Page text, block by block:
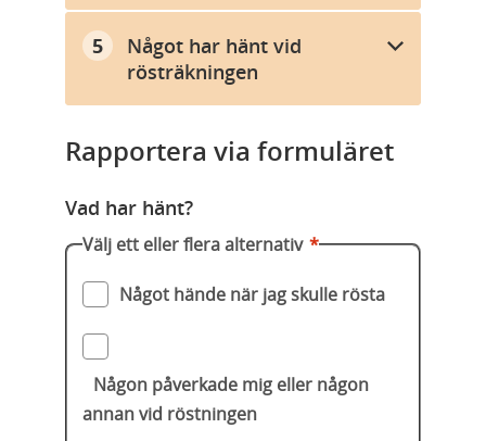
Något har hänt vid
rösträkningen
Rapportera via formuläret
Vad har hänt?
Välj ett eller flera alternativ *
Något hände när jag skulle rösta
Någon påverkade mig eller någon
annan vid röstningen